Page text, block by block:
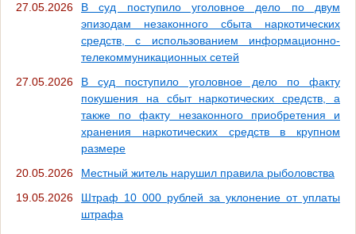
27.05.2026
В суд поступило уголовное дело по двум
эпизодам незаконного сбыта наркотических
средств, с использованием информационно-
телекоммуникационных сетей
27.05.2026
В суд поступило уголовное дело по факту
покушения на сбыт наркотических средств, а
также по факту незаконного приобретения и
хранения наркотических средств в крупном
размере
20.05.2026
Местный житель нарушил правила рыболовства
19.05.2026
Штраф 10 000 рублей за уклонение от уплаты
штрафа